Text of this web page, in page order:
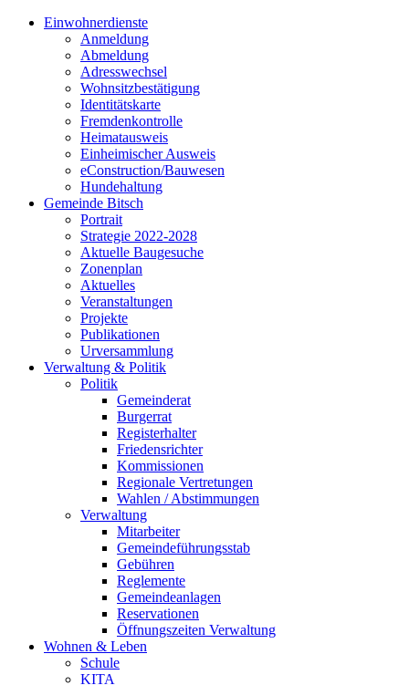
Einwohnerdienste
Anmeldung
Abmeldung
Adresswechsel
Wohnsitzbestätigung
Identitätskarte
Fremdenkontrolle
Heimatausweis
Einheimischer Ausweis
eConstruction/Bauwesen
Hundehaltung
Gemeinde Bitsch
Portrait
Strategie 2022-2028
Aktuelle Baugesuche
Zonenplan
Aktuelles
Veranstaltungen
Projekte
Publikationen
Urversammlung
Verwaltung & Politik
Politik
Gemeinderat
Burgerrat
Registerhalter
Friedensrichter
Kommissionen
Regionale Vertretungen
Wahlen / Abstimmungen
Verwaltung
Mitarbeiter
Gemeindeführungsstab
Gebühren
Reglemente
Gemeindeanlagen
Reservationen
Öffnungszeiten Verwaltung
Wohnen & Leben
Schule
KITA